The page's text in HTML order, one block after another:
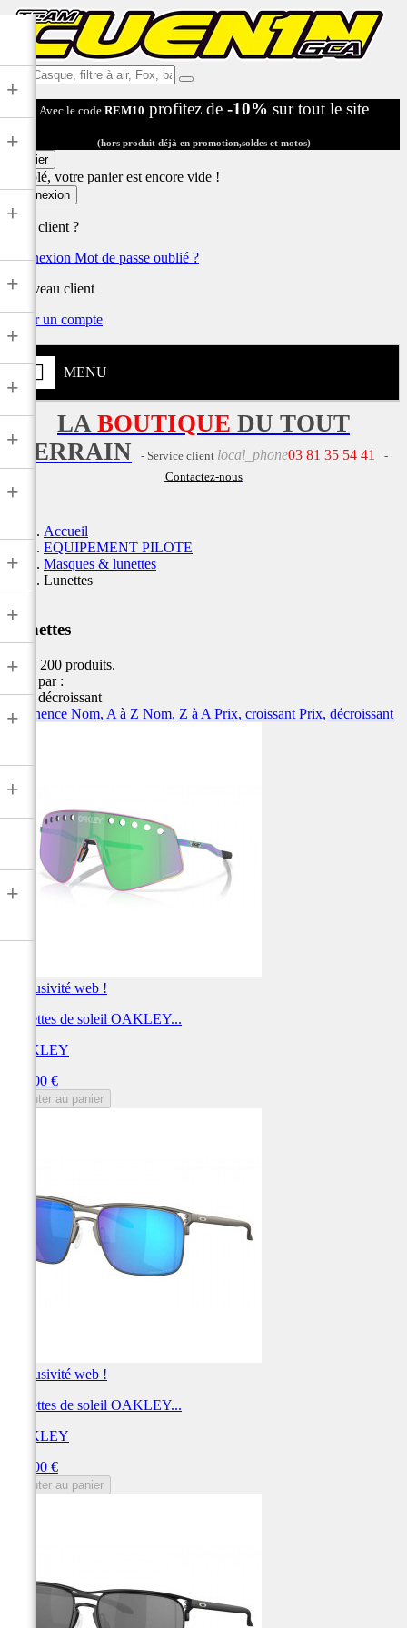
Ex:
Casque,
filtre
air,
Fox,
...
Avec le code REM10 profitez de -10% sur tout le site
(hors produit déjà en promotion,soldes et motos)
Panier
Désolé, votre panier est encore vide !
Connexion
Déjà client ?
Connexion Mot de passe oublié ?
Nouveau client
Créer un compte
MENU
+
+
+
+
+
+
+
+
+
+
+
+
+
+
LA BOUTIQUE DU TOUT
TERRAIN
- Service client local_phone03 81 35 54 41
-
Contactez-nous
Accueil
EQUIPEMENT PILOTE
Masques & lunettes
Lunettes
Lunettes
Il y a 200 produits.
Trier par :
Prix, décroissant
Pertinence Nom, A à Z Nom, Z à A Prix, croissant Prix, décroissant
Exclusivité web !
Lunettes de soleil OAKLEY...
OAKLEY
324,00 €
Ajouter au panier
Exclusivité web !
Lunettes de soleil OAKLEY...
OAKLEY
306,00 €
Ajouter au panier